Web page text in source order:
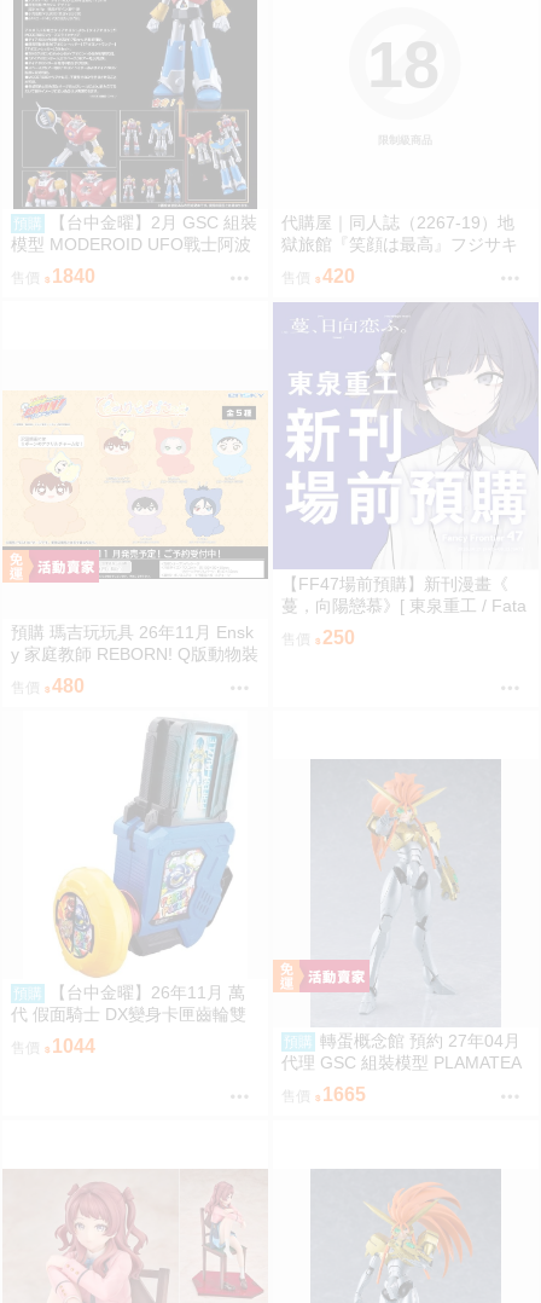
預購
【台中金曜】2月 GSC 組裝
模型 MODEROID UFO戰士阿波
羅 大阿波羅 0904
售價 1840
限制級商品
18
代購屋｜同人誌（2267-19）地
獄旅館『笑顔は最高』フジサキ
售價 420
預購 瑪吉玩玩具 26年11月 Ensk
y 家庭教師 REBORN! Q版動物裝
珠鍊布偶吊飾 娃娃 5款分售 0814
售價 480
【FF47場前預購】新刊漫畫《
蔓，向陽戀慕》[ 東泉重工 / Fata
aa / 美鈴x手毬 / 秦谷美鈴 / 月村
手毬 / 學園偶像大師 / 全年齡 / 百
售價 250
預購
【台中金曜】26年11月 萬
代 假面騎士 DX變身卡匣齒輪雙
重版 0814
售價 1044 預購
轉蛋概念館 預約 27年04月
代理 GSC 組裝模型 PLAMATEA
勇者王 獅子王凱 約16公分 免訂
售價 1665